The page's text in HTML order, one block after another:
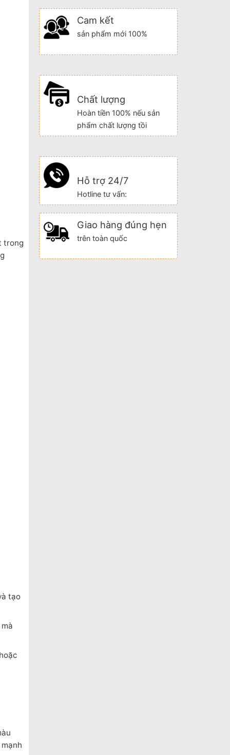
trong
tạo
Cam kết
sản phẩm mới 100%
Chất lượng
Hoàn tiền 100% nếu sản
phẩm chất lượng tồi
Hỗ trợ 24/7
Hotline tư vấn:
Giao hàng đúng hẹn
trên toàn quốc